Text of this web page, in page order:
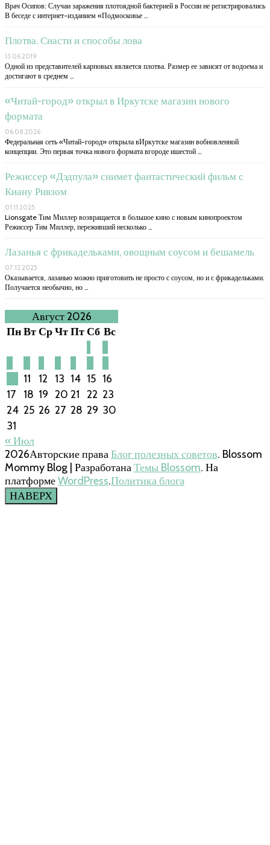
Врач Осипов: Случаи заражения плотоядной бактерией в России не регистрировались
В беседе с интернет-изданием «Подмосковье …
Плотва. Снасти и способы лова
13.06.2019
Одной из представителей карповых является плотва. Размер ее зависят от водоема и
достигают в среднем …
«Читай-город» открыл в Иркутске магазин нового
формата
06.08.2026
Федеральная сеть «Читай-город» открыла вИркутске магазин вобновленной
концепции. Это первая точка нового формата вгороде ишестой …
Режиссер «Дэдпула» снимет фантастический фильм с
Киану Ривзом
01.11.2025
Lionsgate Тим Миллер возвращается в большое кино с новым кинопроектом
Режиссер Тим Миллер, переживший несколько …
Лазанья с фрикадельками, овощным соусом и бешамель
07.12.2025
Оказывается, лазанью можно приготовить не просто с соусом, но и с фрикадельками.
Получается необычно, но …
Август 2026
ПнВтСрЧтПтСб Вс
11 12 13 14 15 16
17
18 19 20 21 22 23
24 25 26 27 28 29 30
31
« Июл
2026Авторские праваБлог полезных советов. Blossom
Mommy Blog | РазработанаТемы Blossom. На
платформеWordPress.Политика блога
НАВЕРХ